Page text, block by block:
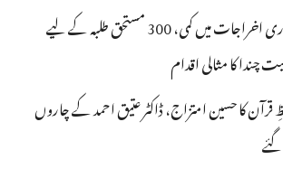
شادی کے غیر ضروری اخراجات میں کمی، 300 مستحق طلبہ کے لیے
چندا کا مثالی اقدام
کا حسین امتزاج، ڈاکٹر عتیق احمد کے چاروں